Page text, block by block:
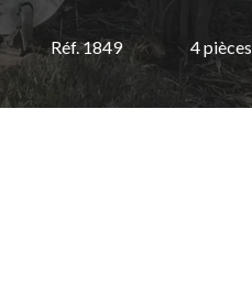
Réf. 1849 4 pièces